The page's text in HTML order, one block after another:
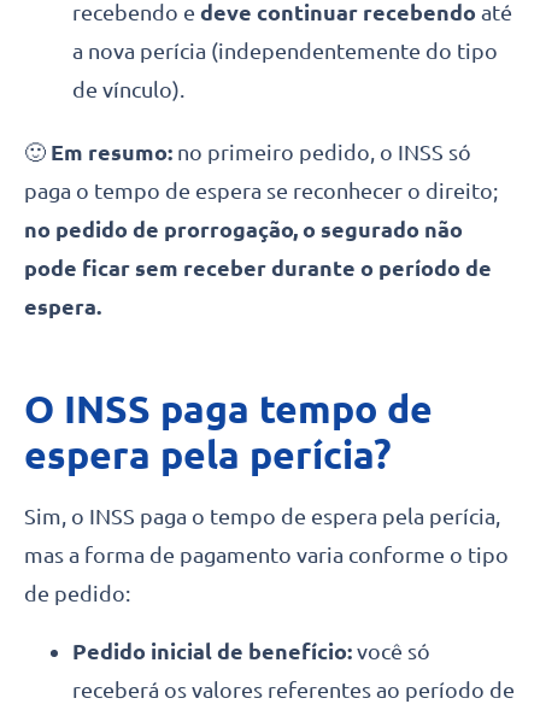
recebendo e deve continuar recebendo até
a nova perícia (independentemente do tipo
de vínculo).
🙂 Em resumo: no primeiro pedido, o INSS só
paga o tempo de espera se reconhecer o direito;
no pedido de prorrogação, o segurado não
pode ficar sem receber durante o período de
espera.
O INSS paga tempo de
espera pela perícia?
Sim, o INSS paga o tempo de espera pela perícia,
mas a forma de pagamento varia conforme o tipo
de pedido:
Pedido inicial de benefício: você só
receberá os valores referentes ao período de